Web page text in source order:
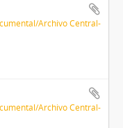
Archivo Central-
Archivo Central-